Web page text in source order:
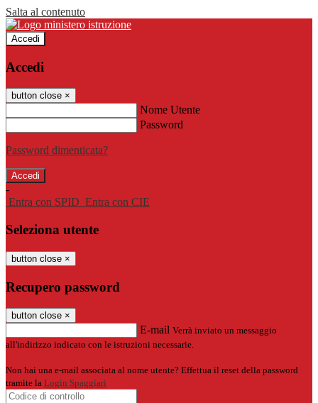
Salta al contenuto
Accedi
Accedi
button close ×
Nome Utente
Password
Password dimenticata?
-
Entra con SPID Entra con CIE
Seleziona utente
button close ×
Recupero password
button close ×
E-mail Verrà inviato un messaggio
all'indirizzo indicato con le istruzioni necessarie.
Non hai una e-mail associata al nome utente? Effettua il reset della password
tramite la Login Spaggiari